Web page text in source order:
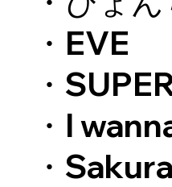
・EVE
・
・I
・